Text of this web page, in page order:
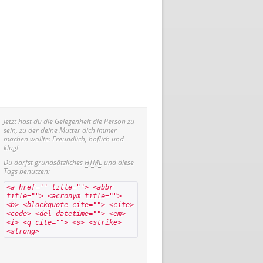
Jetzt hast du die Gelegenheit die Person zu
sein, zu der deine Mutter dich immer
machen wollte: Freundlich, höflich und
klug!
Du darfst grundsätzlichesHTML und diese
Tags benutzen:
<a href="" title=""> <abbr
title=""> <acronym title="">
<b> <blockquote cite=""> <cite>
<code> <del datetime=""> <em>
<i> <q cite=""> <s> <strike>
<strong>